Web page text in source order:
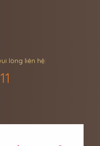
lòng liên hệ: